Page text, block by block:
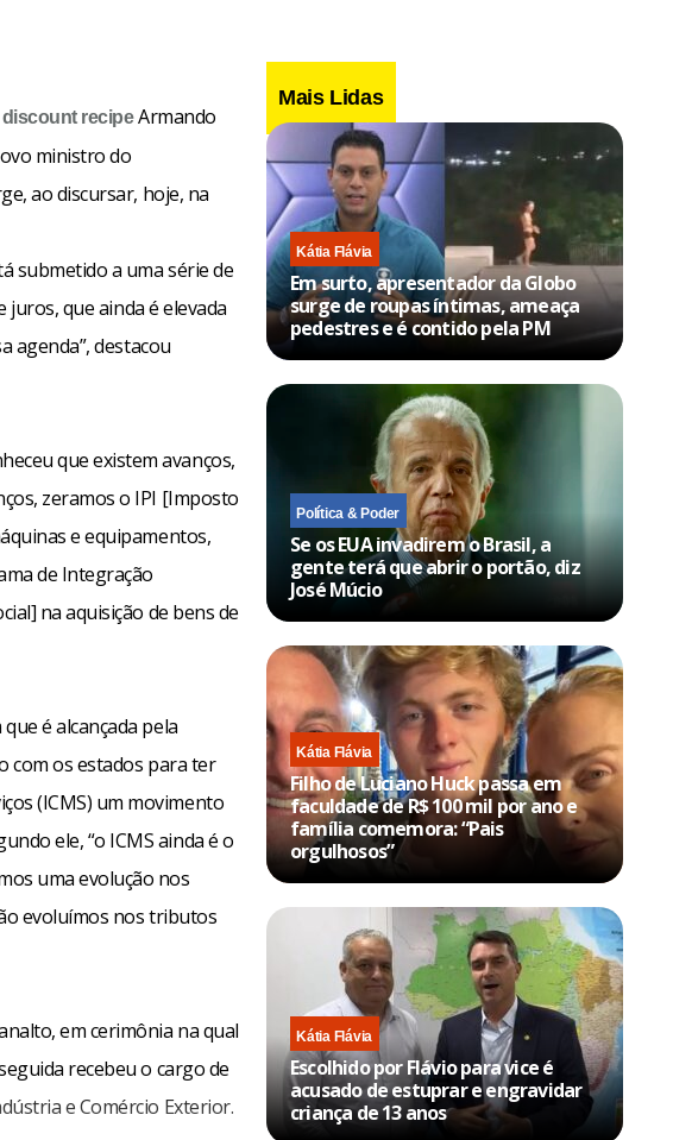
discount recipeArmando
ministro do
ao discursar, hoje, na
submetido a uma série de
que ainda é elevada
agenda”, destacou
que existem avanços,
zeramos o IPI [Imposto
e equipamentos,
de Integração
na aquisição de bens de
é alcançada pela
com os estados para ter
(ICMS) um movimento
ele, “o ICMS ainda é o
uma evolução nos
evoluímos nos tributos
em cerimônia na qual
recebeu o cargo de
e Comércio Exterior.
Mais Lidas
Kátia Flávia
Em surto, apresentador da Globo
surge de roupas íntimas, ameaça
pedestres e é contido pela PM
Política & Poder
Se os EUA invadirem o Brasil, a
gente terá que abrir o portão, diz
José Múcio
Kátia Flávia
Filho de Luciano Huck passa em
faculdade de R$ 100 mil por ano e
família comemora: “Pais
orgulhosos”
Kátia Flávia
Escolhido por Flávio para vice é
acusado de estuprar e engravidar
criança de 13 anos